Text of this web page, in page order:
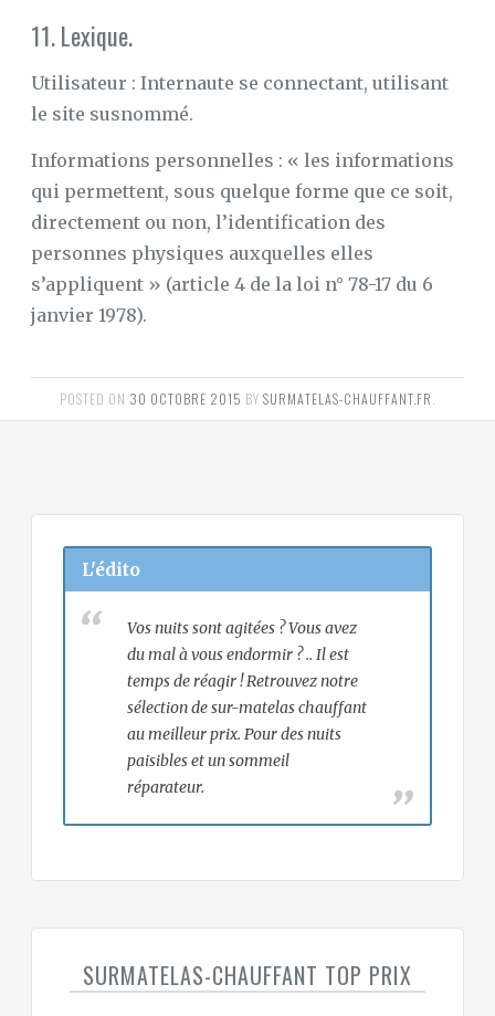
11. Lexique.
Utilisateur : Internaute se connectant, utilisant
le site susnommé.
Informations personnelles : « les informations
qui permettent, sous quelque forme que ce soit,
directement ou non, l’identification des
personnes physiques auxquelles elles
s’appliquent » (article 4 de la loi n° 78-17 du 6
janvier 1978).
POSTED ON 30 OCTOBRE 2015 BY SURMATELAS-CHAUFFANT.FR
L'édito
Vos nuits sont agitées ? Vous avez
du mal à vous endormir ? .. Il est
temps de réagir ! Retrouvez notre
sélection de sur-matelas chauffant
au meilleur prix. Pour des nuits
paisibles et un sommeil
réparateur.
SURMATELAS-CHAUFFANT TOP PRIX